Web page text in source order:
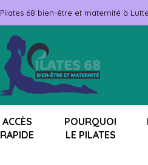
Pilates 68 bien-être et maternité à
ACCÈS
RAPIDE
POURQUOI
LE PILATES